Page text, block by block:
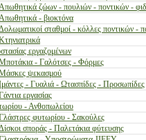
ζώων - πουλιών - ποντικών -
- βιοκτόνα
σταθμοί - κόλλες ποντικών -
εργαζομένων
- Γαλότσες - Φόρμες
ψεκασμού
- Γυαλιά - Ωτασπίδες - Προσωπίδες
εργασίας
- Ανθοπωλείου
φυτωρίου - Σακούλες
σποράς - Παλετάκια φύτευσης